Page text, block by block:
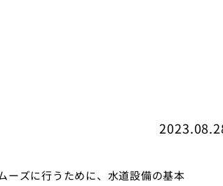
ーズに行うために、水道設備の基本